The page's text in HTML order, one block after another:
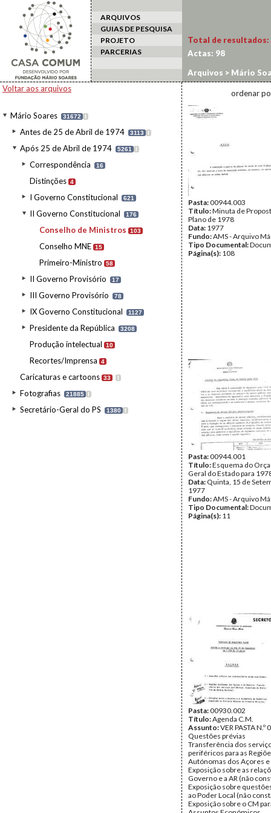
ARQUIVOS
GUIAS DE PESQUISA
PROJETO
PARCERIAS
Voltar aos arquivos
Mário Soares 31672 I
Antes de 25 de Abril de 1974 3113 I
Após 25 de Abril de 1974 5261 I
Correspondência 16
Distinções 4
I Governo Constitucional 621
II Governo Constitucional 176
Conselho de Ministros 103
Conselho MNE 15
Primeiro-Ministro 58
II Governo Provisório 17
III Governo Provisório 78
IX Governo Constitucional 1127
Presidente da República 3208
Produção intelectual 10
Recortes/Imprensa 4
Caricaturas e cartoons 33 I
Fotografias 21885 I
Secretário-Geral do PS 1380 I
Total de resultados:
Actas: 98
Arquivos > Mário
ordenar
Pasta:00944.003
Título:Minuta de
Plano de 1978
Data: 1977
Fundo:AMS - Arquivo
Tipo Documental:
Página(s): 108
Pasta:00944.001
Título:Esquema do
Geral do Estado para
Data: Quinta, 15 de
1977
Fundo:AMS - Arquivo
Tipo Documental:
Página(s): 11
Pasta:00930.002
Título:Agenda C.M.
Assunto:VER PASTA N.º
Questões prévias
Transferência dos
periféricos para as
Autónomas dos Açores
Exposição sobre as
Governo e a AR (não
Exposição sobre
ao Poder Local (não
Exposição sobre o CM